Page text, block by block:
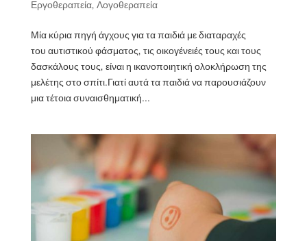
Εργοθεραπεία, Λογοθεραπεία
Μία κύρια πηγή άγχους για τα παιδιά με διαταραχές
του αυτιστικού φάσματος, τις οικογένειές τους και τους
δασκάλους τους, είναι η ικανοποιητική ολοκλήρωση της
μελέτης στο σπίτι.Γιατί αυτά τα παιδιά να παρουσιάζουν
μια τέτοια συναισθηματική...